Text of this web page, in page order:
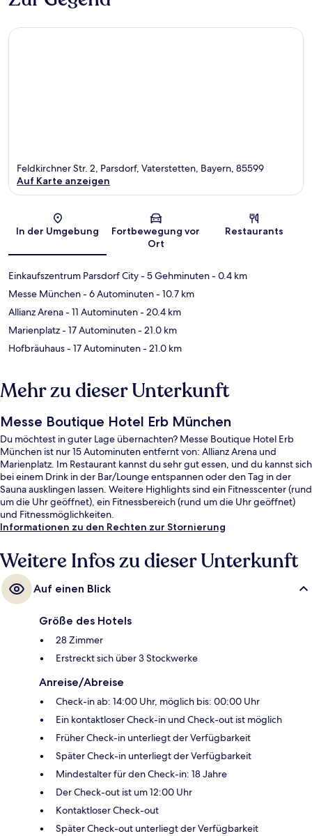
Karte
Feldkirchner Str. 2, Parsdorf, Vaterstetten, Bayern, 85599
Auf Karte anzeigen
In der Umgebung
Fortbewegung vor
Ort
Restaurants
Einkaufszentrum Parsdorf City- 5 Gehminuten- 0.4 km
Messe München- 6 Autominuten- 10.7 km
Allianz Arena- 11 Autominuten- 20.4 km
Marienplatz- 17 Autominuten- 21.0 km
Hofbräuhaus- 17 Autominuten- 21.0 km
Mehr zu dieser Unterkunft
Messe Boutique Hotel Erb München
Du möchtest in guter Lage übernachten? Messe Boutique Hotel Erb
München ist nur 15 Autominuten entfernt von: Allianz Arena und
Marienplatz. Im Restaurant kannst du sehr gut essen, und du kannst sich
bei einem Drink in der Bar/Lounge entspannen oder den Tag in der
Sauna ausklingen lassen. Weitere Highlights sind ein Fitnesscenter (rund
um die Uhr geöffnet), ein Fitnessbereich (rund um die Uhr geöffnet)
und Fitnessmöglichkeiten.
Informationen zu den Rechten zur Stornierung
Weitere Infos zu dieser Unterkunft
Auf einen Blick
Größe des Hotels
28 Zimmer
Erstreckt sich über 3 Stockwerke
Anreise/Abreise
Check-in ab: 14:00 Uhr, möglich bis: 00:00 Uhr
Ein kontaktloser Check-in und Check-out ist möglich
Früher Check-in unterliegt der Verfügbarkeit
Später Check-in unterliegt der Verfügbarkeit
Mindestalter für den Check-in: 18 Jahre
Der Check-out ist um 12:00 Uhr
Kontaktloser Check-out
Später Check-out unterliegt der Verfügbarkeit